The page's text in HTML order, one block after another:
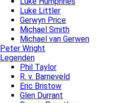
Luke Littler
Gerwyn Price
Michael Smith
Michael van Gerwen
Peter Wright
Legenden
Phil Taylor
R. v. Barneveld
Eric Bristow
Glen Durrant